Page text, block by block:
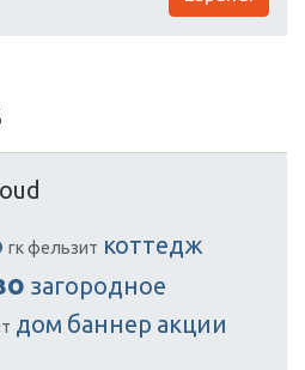
гк фельзит коттедж
загородное
дом баннер акции